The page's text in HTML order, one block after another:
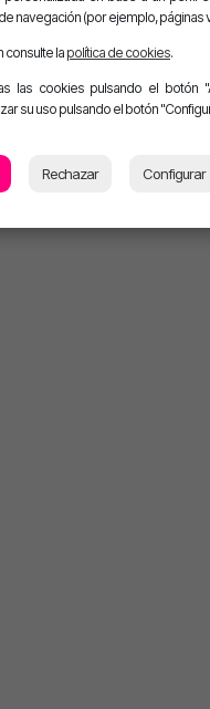
navegación (por ejemplo, páginas
consulte la política de cookies.
las cookies pulsando el botón
su uso pulsando el botón
Rechazar Configurar